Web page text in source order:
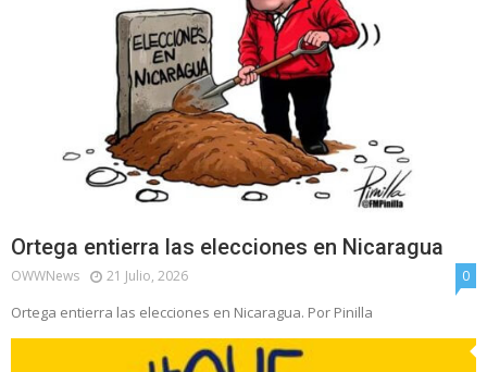
Ortega entierra las elecciones en Nicaragua
OWWNews 21 Julio, 2026 0
Ortega entierra las elecciones en Nicaragua. Por Pinilla